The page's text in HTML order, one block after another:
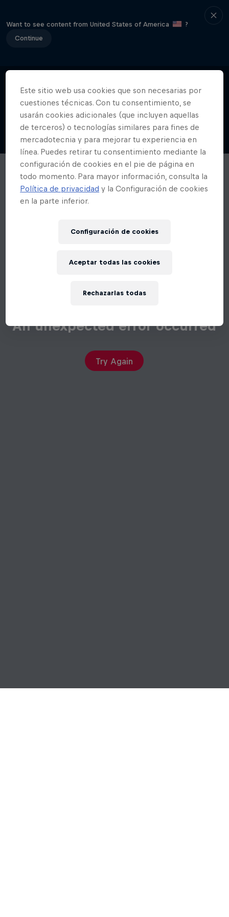
Want to see content from United States of America
?
Continue
An unexpected error occurred
Try Again
Este sitio web usa cookies que son necesarias por
cuestiones técnicas. Con tu consentimiento, se
usarán cookies adicionales (que incluyen aquellas
de terceros) o tecnologías similares para fines de
mercadotecnia y para mejorar tu experiencia en
línea. Puedes retirar tu consentimiento mediante la
configuración de cookies en el pie de página en
todo momento. Para mayor información, consulta la
Política de privacidad y la Configuración de cookies
en la parte inferior.
Configuración de cookies
Rechazarlas todas
Aceptar todas las cookies